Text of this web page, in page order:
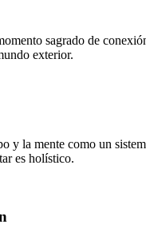
sagrado de
exterior.
y la mente como un
es holístico.